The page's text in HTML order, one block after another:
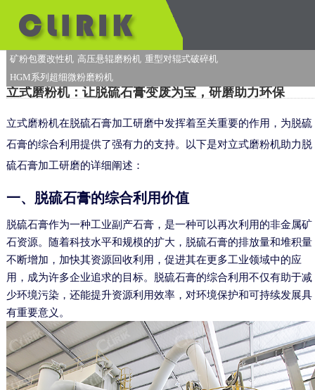
矿粉包覆改性机 高压悬辊磨粉机 重型对辊式破碎机
HGM系列超细微粉磨粉机
立式磨粉机：让脱硫石膏变废为宝，研磨助力环保
立式磨粉机在脱硫石膏加工研磨中发挥着至关重要的作用，为脱硫
石膏的综合利用提供了强有力的支持。以下是对立式磨粉机助力脱
硫石膏加工研磨的详细阐述：
一、脱硫石膏的综合利用价值
脱硫石膏作为一种工业副产石膏，是一种可以再次利用的非金属矿
石资源。随着科技水平和规模的扩大，脱硫石膏的排放量和堆积量
不断增加，加快其资源回收利用，促进其在更多工业领域中的应
用，成为许多企业追求的目标。脱硫石膏的综合利用不仅有助于减
少环境污染，还能提升资源利用效率，对环境保护和可持续发展具
有重要意义。